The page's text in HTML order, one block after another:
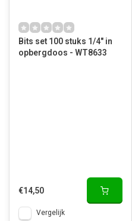
Bits set 100 stuks 1/4" in
opbergdoos - WT8633
€14,50
Vergelijk